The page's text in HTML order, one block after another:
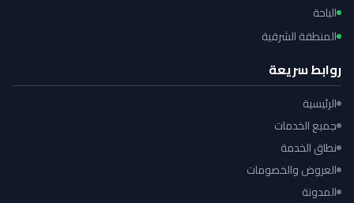
الباحة
المنطقة الشرقية
روابط سريعة
الرئيسية
جميع الخدمات
نطاق الخدمة
العروض والخصومات
المدونة